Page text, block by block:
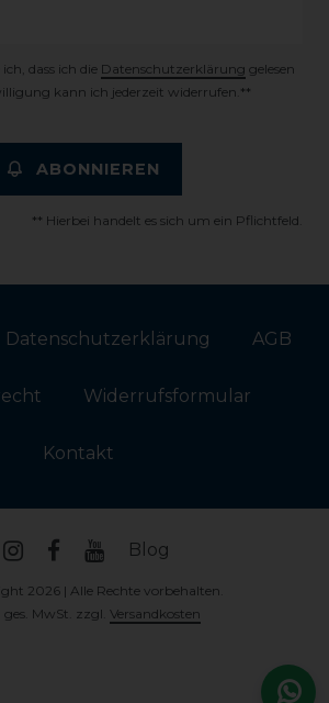
dass ich die Daten­schutz­erklärung gelesen
kann ich jederzeit widerrufen.**
ABONNIEREN
** Hierbei handelt es sich um ein Pflichtfeld.
Daten­schutz­erklärung AGB
Widerrufs­formular
Kontakt
Blog
2026 | Alle Rechte vorbehalten.
ges. MwSt. zzgl. Versandkosten